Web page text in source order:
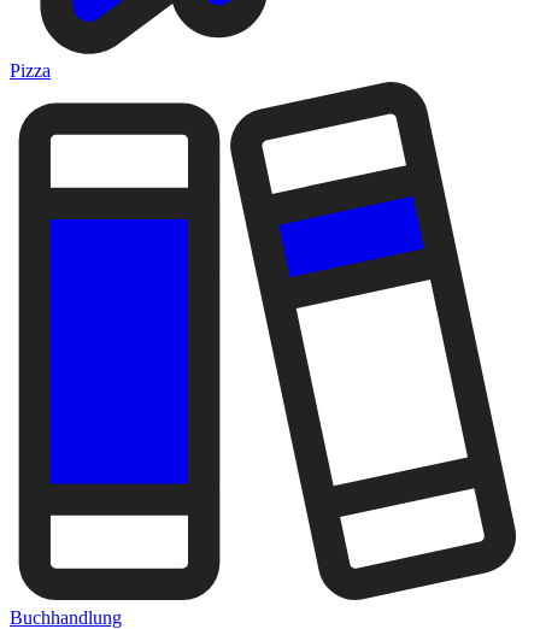
Pizza
Buchhandlung